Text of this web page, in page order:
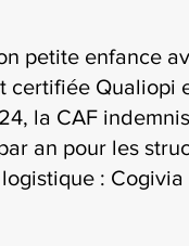
petite enfance
certifiée Qualiopi
la CAF
an pour les
: